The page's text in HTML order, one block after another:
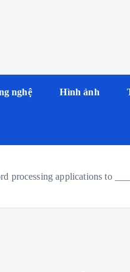
nghệ Hình ảnh
processing applications to